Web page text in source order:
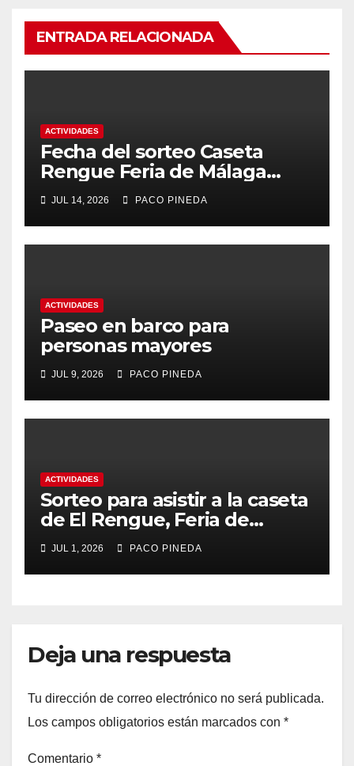
ENTRADA RELACIONADA
ACTIVIDADES
Fecha del sorteo Caseta
Rengue Feria de Málaga
2026
JUL 14, 2026 PACO PINEDA
ACTIVIDADES
Paseo en barco para
personas mayores
JUL 9, 2026 PACO PINEDA
ACTIVIDADES
Sorteo para asistir a la caseta
de El Rengue, Feria de
Málaga 2026
JUL 1, 2026 PACO PINEDA
Deja una respuesta
Tu dirección de correo electrónico no será publicada.
Los campos obligatorios están marcados con *
Comentario *